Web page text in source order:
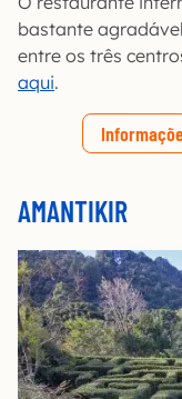
bastante
entre os três
aqui.
AMANTIKIR